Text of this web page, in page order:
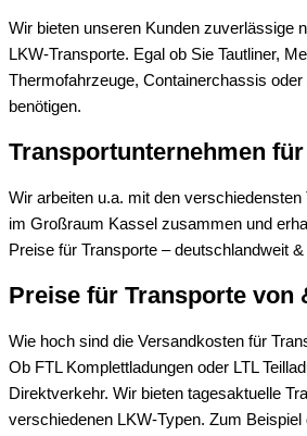
Wir bieten unseren Kunden zuverlässige
LKW-Transporte. Egal ob Sie Tautliner,
Thermofahrzeuge, Containerchassis
benötigen.
Transportunternehmen
Wir arbeiten u.a. mit den
im Großraum Kassel zusammen und
Preise für Transporte – deutschlandweit
Preise für Transporte von
Wie hoch sind die Versandkosten für
Ob FTL Komplettladungen oder LTL
Direktverkehr. Wir bieten tagesaktuelle
verschiedenen LKW-Typen. Zum Beispiel